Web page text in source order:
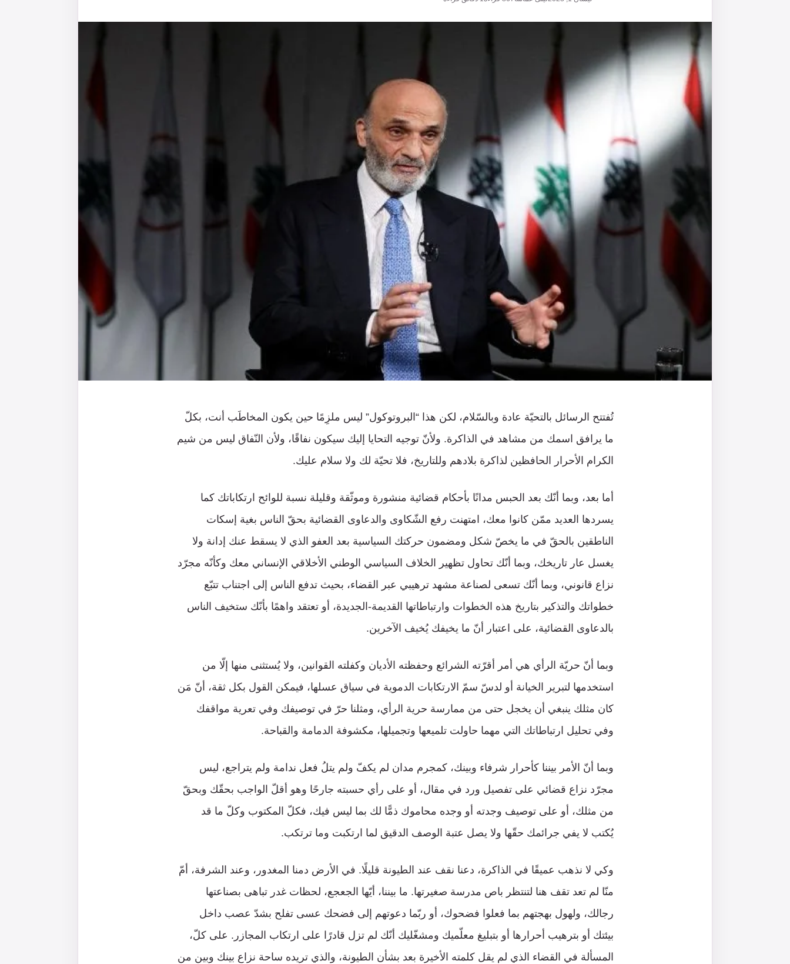
تُفتتح الرسائل بالتحيّة عادة وبالسّلام، لكن هذا “البروتوكول” ليس ملزِمًا حين يكون المخاطَب أنت، بكلّ
ما يرافق اسمك من مشاهد في الذاكرة. ولأنّ توجيه التحايا إليك سيكون نفاقًا، ولأن النّفاق ليس من شيم
الكرام الأحرار الحافظين لذاكرة بلادهم وللتاريخ، فلا تحيّة لك ولا سلام عليك.
أما بعد، وبما أنّك بعد الحبس مدانًا بأحكام قضائية منشورة وموثّقة وقليلة نسبة للوائح ارتكاباتك كما
يسردها العديد ممّن كانوا معك، امتهنت رفع الشّكاوى والدعاوى القضائية بحقّ الناس بغية إسكات
الناطقين بالحقّ في ما يخصّ شكل ومضمون حركتك السياسية بعد العفو الذي لا يسقط عنك إدانة ولا
يغسل عار تاريخك، وبما أنّك تحاول تظهير الخلاف السياسي الوطني الأخلاقي الإنساني معك وكأنّه مجرّد
نزاع قانوني، وبما أنّك تسعى لصناعة مشهد ترهيبي عبر القضاء، بحيث تدفع الناس إلى اجتناب تتبّع
خطواتك والتذكير بتاريخ هذه الخطوات وارتباطاتها القديمة-الجديدة، أو تعتقد واهمًا بأنّك ستخيف الناس
بالدعاوى القضائية، على اعتبار أنّ ما يخيفك يُخيف الآخرين.
وبما أنّ حريّة الرأي هي أمر أقرّته الشرائع وحفظته الأديان وكفلته القوانين، ولا يُستثنى منها إلّا من
استخدمها لتبرير الخيانة أو لدسّ سمّ الارتكابات الدموية في سياق عسلها، فيمكن القول بكل ثقة، أنّ مَن
كان مثلك ينبغي أن يخجل حتى من ممارسة حرية الرأي، ومثلنا حرّ في توصيفك وفي تعرية مواقفك
وفي تحليل ارتباطاتك التي مهما حاولت تلميعها وتجميلها، مكشوفة الدمامة والقباحة.
وبما أنّ الأمر بيننا كأحرار شرفاء وبينك، كمجرم مدان لم يكفّ ولم يتلُ فعل ندامة ولم يتراجع، ليس
مجرّد نزاع قضائي على تفصيل ورد في مقال، أو على رأي حسبته جارحًا وهو أقلّ الواجب بحقّك وبحقّ
من مثلك، أو على توصيف وجدته أو وجده محاموك ذمًّا لك بما ليس فيك، فكلّ المكتوب وكلّ ما قد
يُكتب لا يفي جرائمك حقّها ولا يصل عتبة الوصف الدقيق لما ارتكبت وما ترتكب.
وكي لا نذهب عميقًا في الذاكرة، دعنا نقف عند الطيونة قليلًا. في الأرض دمنا المغدور، وعند الشرفة، أمّ
منّا لم تعد تقف هنا لتنتظر باص مدرسة صغيرتها. ما بيننا، أيّها الجعجع، لحظات غدر تباهى بصناعتها
رجالك، ولهول بهجتهم بما فعلوا فضحوك، أو ربّما دعوتهم إلى فضحك عسى تفلح بشدّ عصب داخل
بيئتك أو بترهيب أحرارها أو بتبليغ معلّميك ومشغّليك أنّك لم تزل قادرًا على ارتكاب المجازر. على كلّ،
المسألة في القضاء الذي لم يقل كلمته الأخيرة بعد بشأن الطيونة، والذي تريده ساحة نزاع بينك وبين من